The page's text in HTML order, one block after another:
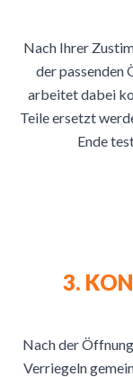
Nach Ihrer
der passenden
arbeitet dabei
Teile ersetzt
Ende
3.
Nach der
Verriegeln